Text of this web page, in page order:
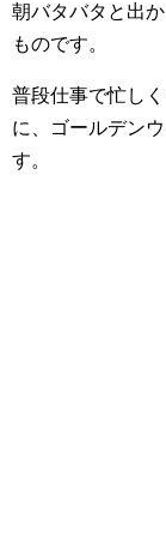
朝バタバタと出
ものです。
普段仕事で忙し
に、ゴールデン
す。